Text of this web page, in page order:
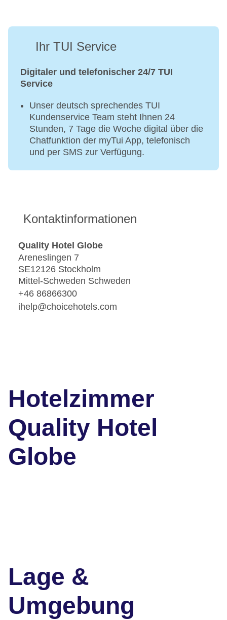
Ihr TUI Service
Digitaler und telefonischer 24/7 TUI
Service
Unser deutsch sprechendes TUI
Kundenservice Team steht Ihnen 24
Stunden, 7 Tage die Woche digital über die
Chatfunktion der myTui App, telefonisch
und per SMS zur Verfügung.
Kontaktinformationen
Quality Hotel Globe
Areneslingen 7
SE12126 Stockholm
Mittel-Schweden Schweden
+46 86866300
ihelp@choicehotels.com
Hotelzimmer
Quality Hotel
Globe
Lage &
Umgebung